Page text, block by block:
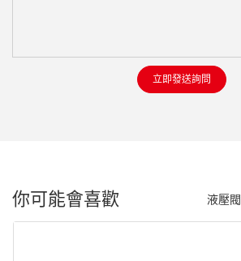
立即發送詢問
你可能會喜歡 液壓閥